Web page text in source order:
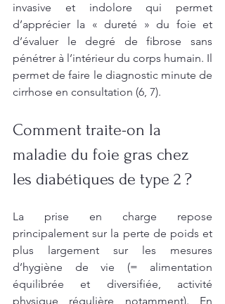
invasive et indolore qui permet
d’apprécier la « dureté » du foie et
d’évaluer le degré de fibrose sans
pénétrer à l’intérieur du corps humain. Il
permet de faire le diagnostic minute de
cirrhose en consultation (6, 7).
Comment traite-on la
maladie du foie gras chez
les diabétiques de type 2 ?
La prise en charge repose
principalement sur la perte de poids et
plus largement sur les mesures
d’hygiène de vie (= alimentation
équilibrée et diversifiée, activité
physique régulière notamment). En